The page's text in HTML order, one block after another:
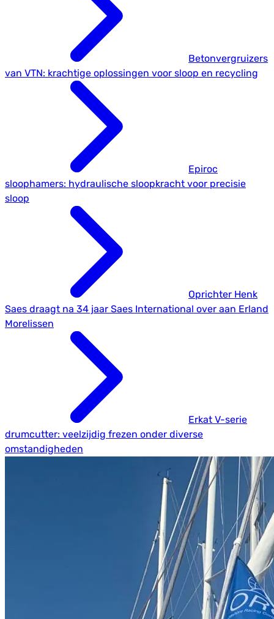
Betonvergruizers
van VTN: krachtige oplossingen voor sloop en recycling
Epiroc
sloophamers: hydraulische sloopkracht voor precisie
sloop
Oprichter Henk
Saes draagt na 34 jaar Saes International over aan Erland
Morelissen
Erkat V-serie
drumcutter: veelzijdig frezen onder diverse
omstandigheden